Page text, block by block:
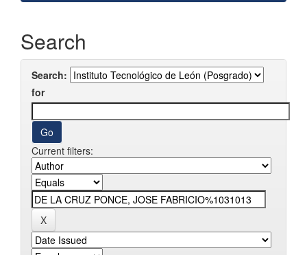
Search
Search:
for
Current filters: